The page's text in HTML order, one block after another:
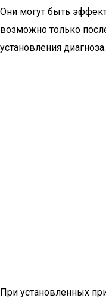
Они могут быть
возможно только
установления диагноза.
При установленных